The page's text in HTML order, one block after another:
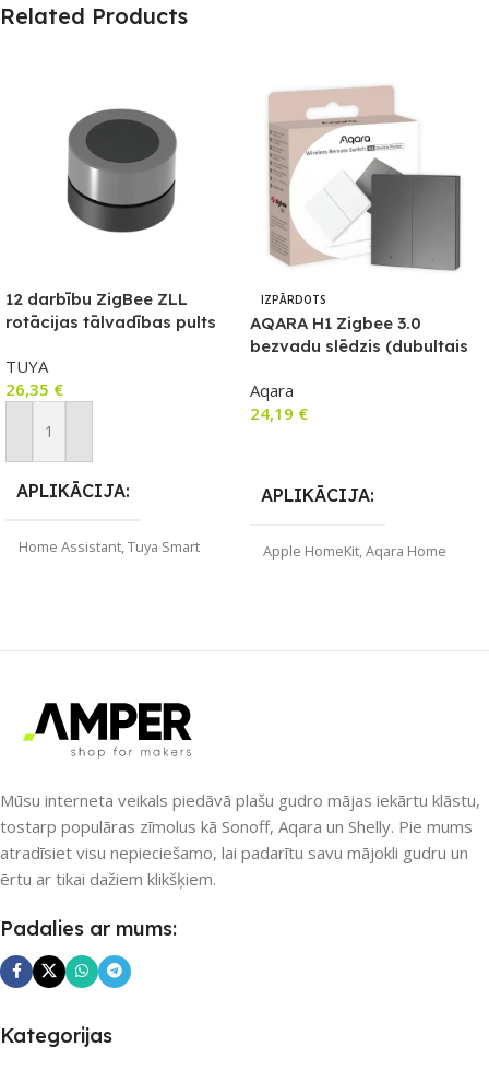
Related Products
12 darbību ZigBee ZLL
rotācijas tālvadības pults
TUYA
26,35 €
Pievienot Grozam
APLIKĀCIJA
Home Assistant,Tuya Smart
PIEEJAMS UZREIZ
Nē
UZREIZ PIEEJAMAIS
SKAITS
IZPĀRDOTS
AQARA H1 Zigbee 3.0
bezvadu slēdzis (dubultais
Aqara
24,19 €
APLIKĀCIJA
Apple HomeKit,Aqara Home
Nē
UZREIZ PIEEJAMAIS
Mūsu interneta veikals piedāvā plašu gudro mājas iekārtu klāstu,
tostarp populāras zīmolus kā Sonoff, Aqara un Shelly. Pie mums
atradīsiet visu nepieciešamo, lai padarītu savu mājokli gudru un
ērtu ar tikai dažiem klikšķiem.
Padalies ar mums:
Kategorijas